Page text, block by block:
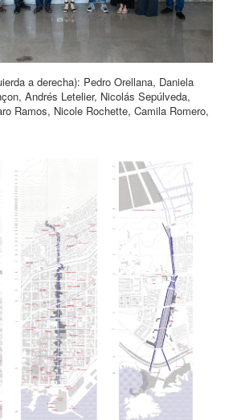
a derecha): Pedro Orellana, Daniela
Andrés Letelier, Nicolás Sepúlveda,
Ramos, Nicole Rochette, Camila Romero,